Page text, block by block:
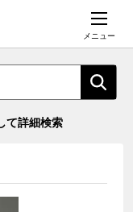
メニュー
て詳細検索